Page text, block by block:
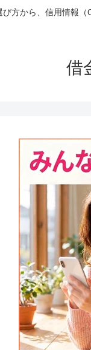
方から、信用情報
借